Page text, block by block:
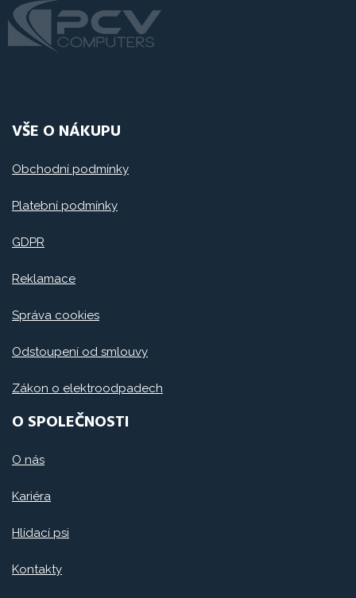
VŠE O NÁKUPU
Obchodní podmínky
Platební podmínky
GDPR
Reklamace
Správa cookies
Odstoupení od smlouvy
Zákon o elektroodpadech
O SPOLEČNOSTI
O nás
Kariéra
Hlídací psi
Kontakty